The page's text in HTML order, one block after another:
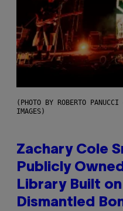
(PHOTO BY ROBERTO
IMAGES)
Zachary Cole
Publicly
Library Built
Dismantled